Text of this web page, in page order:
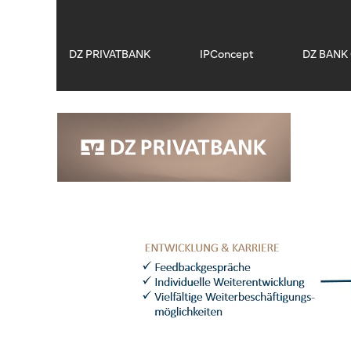
DZ PRIVATBANK IPConcept DZ
OFFENE STELLEN -